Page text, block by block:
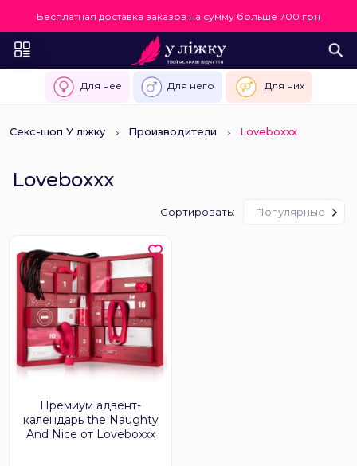
Бесплатная доставка заказов на сумму больше 700 грн
Для нее Для него Для них
Секс-шоп У ліжку Производители Loveboxxx
Loveboxxx
Сортировать: Популярные
Премиум адвент-
календарь the Naughty
And Nice от Loveboxxx